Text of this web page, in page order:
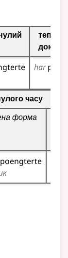
har
для цього
часу
форма
poengterte